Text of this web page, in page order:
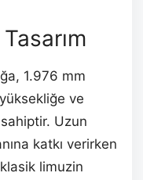
1.976 mm
ve
Uzun
katkı verirken
limuzin